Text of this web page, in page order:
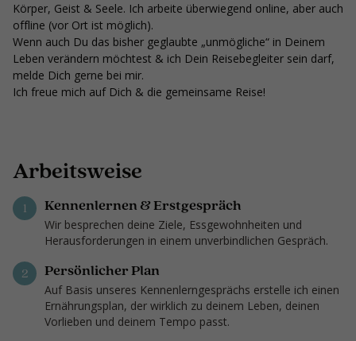
Körper, Geist & Seele. Ich arbeite überwiegend online, aber auch
offline (vor Ort ist möglich).
Wenn auch Du das bisher geglaubte „unmögliche“ in Deinem
Leben verändern möchtest & ich Dein Reisebegleiter sein darf,
melde Dich gerne bei mir.
Ich freue mich auf Dich & die gemeinsame Reise!
Arbeitsweise
1 Kennenlernen & Erstgespräch
Wir besprechen deine Ziele, Essgewohnheiten und
Herausforderungen in einem unverbindlichen Gespräch.
2 Persönlicher Plan
Auf Basis unseres Kennenlerngesprächs erstelle ich einen
Ernährungsplan, der wirklich zu deinem Leben, deinen
Vorlieben und deinem Tempo passt.